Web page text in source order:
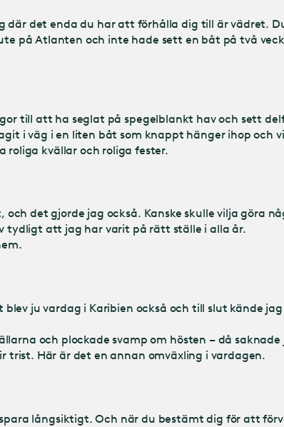
det enda du har att förhålla dig till är vädret.
på Atlanten och inte hade sett en båt på två
till att ha seglat på spegelblankt hav och sett
i väg i en liten båt som knappt hänger ihop och
roliga kvällar och roliga fester.
det gjorde jag också. Kanske skulle vilja göra
tydligt att jag har varit på rätt ställe i alla år.
ju vardag i Karibien också och till slut kände
och plockade svamp om hösten – då
trist. Här är det en annan omväxling i vardagen.
långsiktigt. Och när du bestämt dig för att